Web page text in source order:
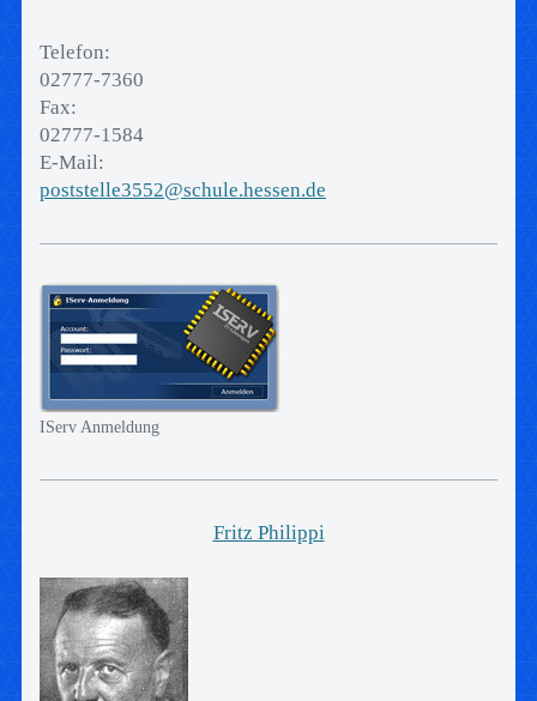
Telefon:
02777-7360
Fax:
02777-1584
E-Mail:
poststelle3552@schule.hessen.de
IServ Anmeldung
Fritz Philippi